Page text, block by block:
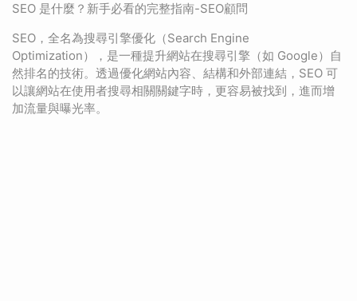
SEO 是什麼？新手必看的完整指南-SEO顧問
SEO，全名為搜尋引擎優化（Search Engine
Optimization），是一種提升網站在搜尋引擎（如 Google）自
然排名的技術。透過優化網站內容、結構和外部連結，SEO 可
以讓網站在使用者搜尋相關關鍵字時，更容易被找到，進而增
加流量與曝光率。